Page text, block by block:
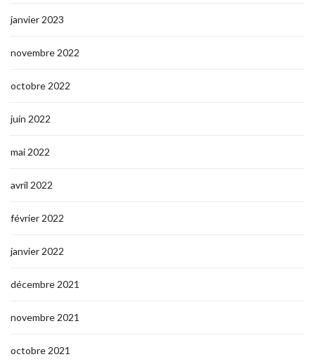
janvier 2023
novembre 2022
octobre 2022
juin 2022
mai 2022
avril 2022
février 2022
janvier 2022
décembre 2021
novembre 2021
octobre 2021